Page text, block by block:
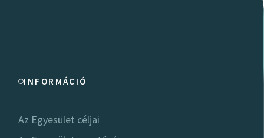
INFORMÁCIÓ
Az Egyesület céljai